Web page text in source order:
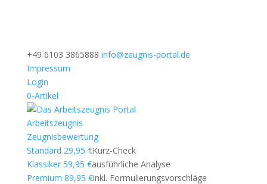
+49 6103 3865888 info@zeugnis-portal.de
Impressum
Login
0-Artikel
Arbeitszeugnis
Zeugnisbewertung
Standard 29,95 €Kurz-Check
Klassiker 59,95 €ausführliche Analyse
Premium 89,95 €inkl. Formulierungsvorschläge